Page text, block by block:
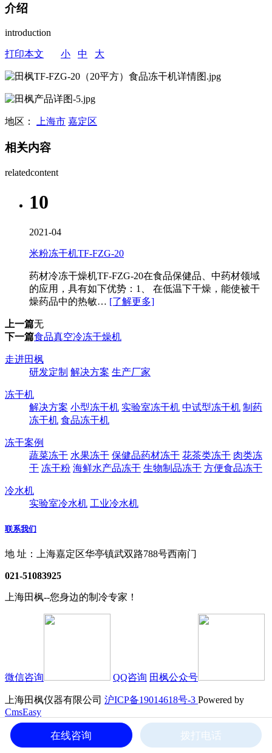
介绍
introduction
打印本文 小 中 大
地区： 上海市 嘉定区
相关内容
relatedcontent
10
2021-04
米粉冻干机TF-FZG-20
药材冷冻干燥机TF-FZG-20在食品保健品、中药材领域
的应用，具有如下优势：1、 在低温下干燥，能使被干
燥药品中的热敏… [了解更多]
上一篇无
下一篇食品真空冷冻干燥机
走进田枫
研发定制 解决方案 生产厂家
冻干机
解决方案 小型冻干机 实验室冻干机 中试型冻干机 制药
冻干机 食品冻干机
冻干案例
蔬菜冻干 水果冻干 保健品药材冻干 花茶类冻干 肉类冻
干 冻干粉 海鲜水产品冻干 生物制品冻干 方便食品冻干
冷水机
实验室冷水机 工业冷水机
联系我们
地 址：上海嘉定区华亭镇武双路788号西南门
021-51083925
上海田枫--您身边的制冷专家！
微信咨询 QQ咨询 田枫公众号
上海田枫仪器有限公司 沪ICP备19014618号-3 Powered by
CmsEasy
地 址：上海嘉定区华亭镇武双路788号西南门 电 话：021-
51083925 传 真：021-51083925-8020 邮 箱：li900@263.net
在线咨询 拨打电话